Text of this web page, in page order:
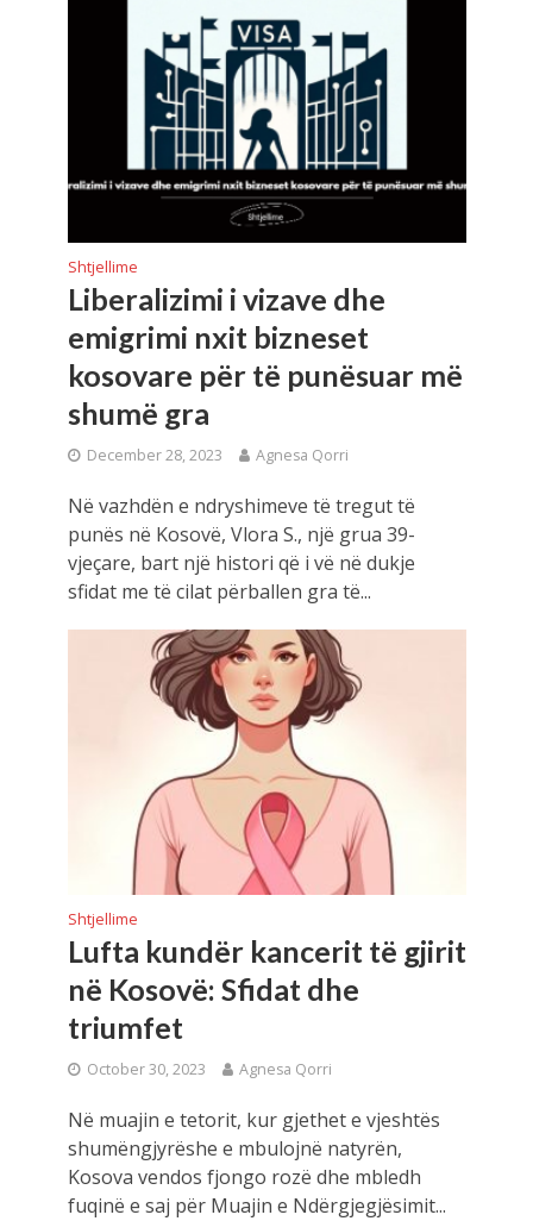
Shtjellime
Liberalizimi i vizave dhe
emigrimi nxit bizneset
kosovare për të punësuar më
shumë gra
December 28, 2023 Agnesa Qorri
Në vazhdën e ndryshimeve të tregut të
punës në Kosovë, Vlora S., një grua 39-
vjeçare, bart një histori që i vë në dukje
sfidat me të cilat përballen gra të...
Shtjellime
Lufta kundër kancerit të gjirit
në Kosovë: Sfidat dhe
triumfet
October 30, 2023 Agnesa Qorri
Në muajin e tetorit, kur gjethet e vjeshtës
shumëngjyrëshe e mbulojnë natyrën,
Kosova vendos fjongo rozë dhe mbledh
fuqinë e saj për Muajin e Ndërgjegjësimit...